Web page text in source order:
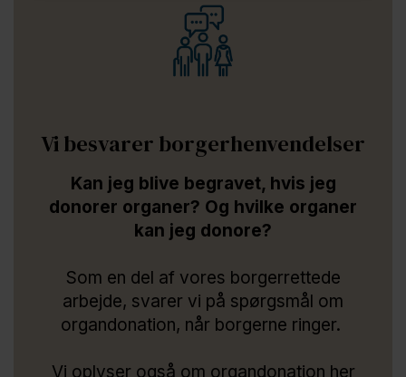
Vi besvarer borgerhenvendelser
Kan jeg blive begravet, hvis jeg
donorer organer? Og hvilke organer
kan jeg donore?
Som en del af vores borgerrettede
arbejde, svarer vi på spørgsmål om
organdonation, når borgerne ringer.
Vi oplyser også om organdonation her